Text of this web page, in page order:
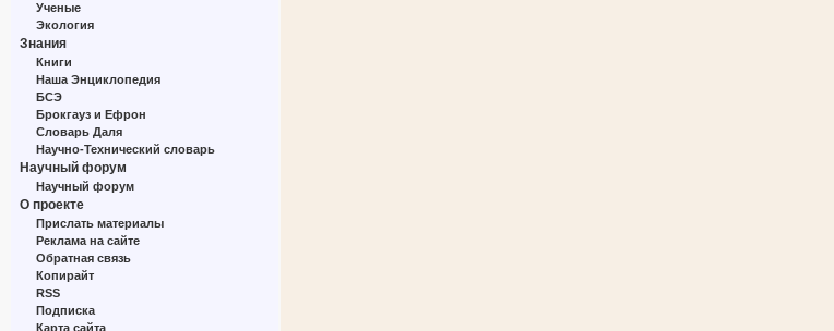
Ученые
Экология
Знания
Книги
Наша Энциклопедия
БСЭ
Брокгауз и Ефрон
Словарь Даля
Научно-Технический словарь
Научный форум
Научный форум
О проекте
Прислать материалы
Реклама на сайте
Обратная связь
Копирайт
RSS
Подписка
Карта сайта